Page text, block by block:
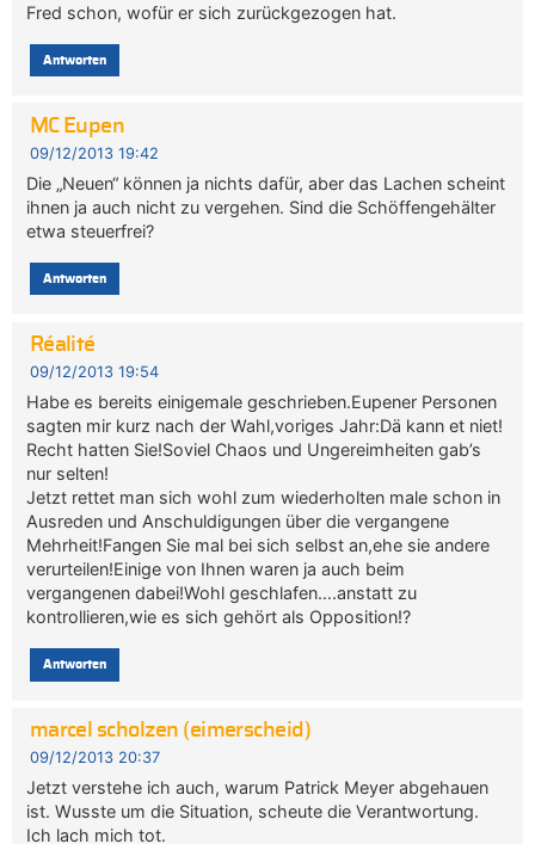
Fred schon, wofür er sich zurückgezogen hat.
Antworten
MC Eupen
09/12/2013 19:42
Die „Neuen“ können ja nichts dafür, aber das Lachen scheint
ihnen ja auch nicht zu vergehen. Sind die Schöffengehälter
etwa steuerfrei?
Antworten
Réalité
09/12/2013 19:54
Habe es bereits einigemale geschrieben.Eupener Personen
sagten mir kurz nach der Wahl,voriges Jahr:Dä kann et niet!
Recht hatten Sie!Soviel Chaos und Ungereimheiten gab’s
nur selten!
Jetzt rettet man sich wohl zum wiederholten male schon in
Ausreden und Anschuldigungen über die vergangene
Mehrheit!Fangen Sie mal bei sich selbst an,ehe sie andere
verurteilen!Einige von Ihnen waren ja auch beim
vergangenen dabei!Wohl geschlafen….anstatt zu
kontrollieren,wie es sich gehört als Opposition!?
Antworten
marcel scholzen (eimerscheid)
09/12/2013 20:37
Jetzt verstehe ich auch, warum Patrick Meyer abgehauen
ist. Wusste um die Situation, scheute die Verantwortung.
Ich lach mich tot.